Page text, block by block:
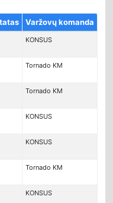
Varžovų komanda
KONSUS
Tornado KM
Tornado KM
KONSUS
KONSUS
Tornado KM
KONSUS